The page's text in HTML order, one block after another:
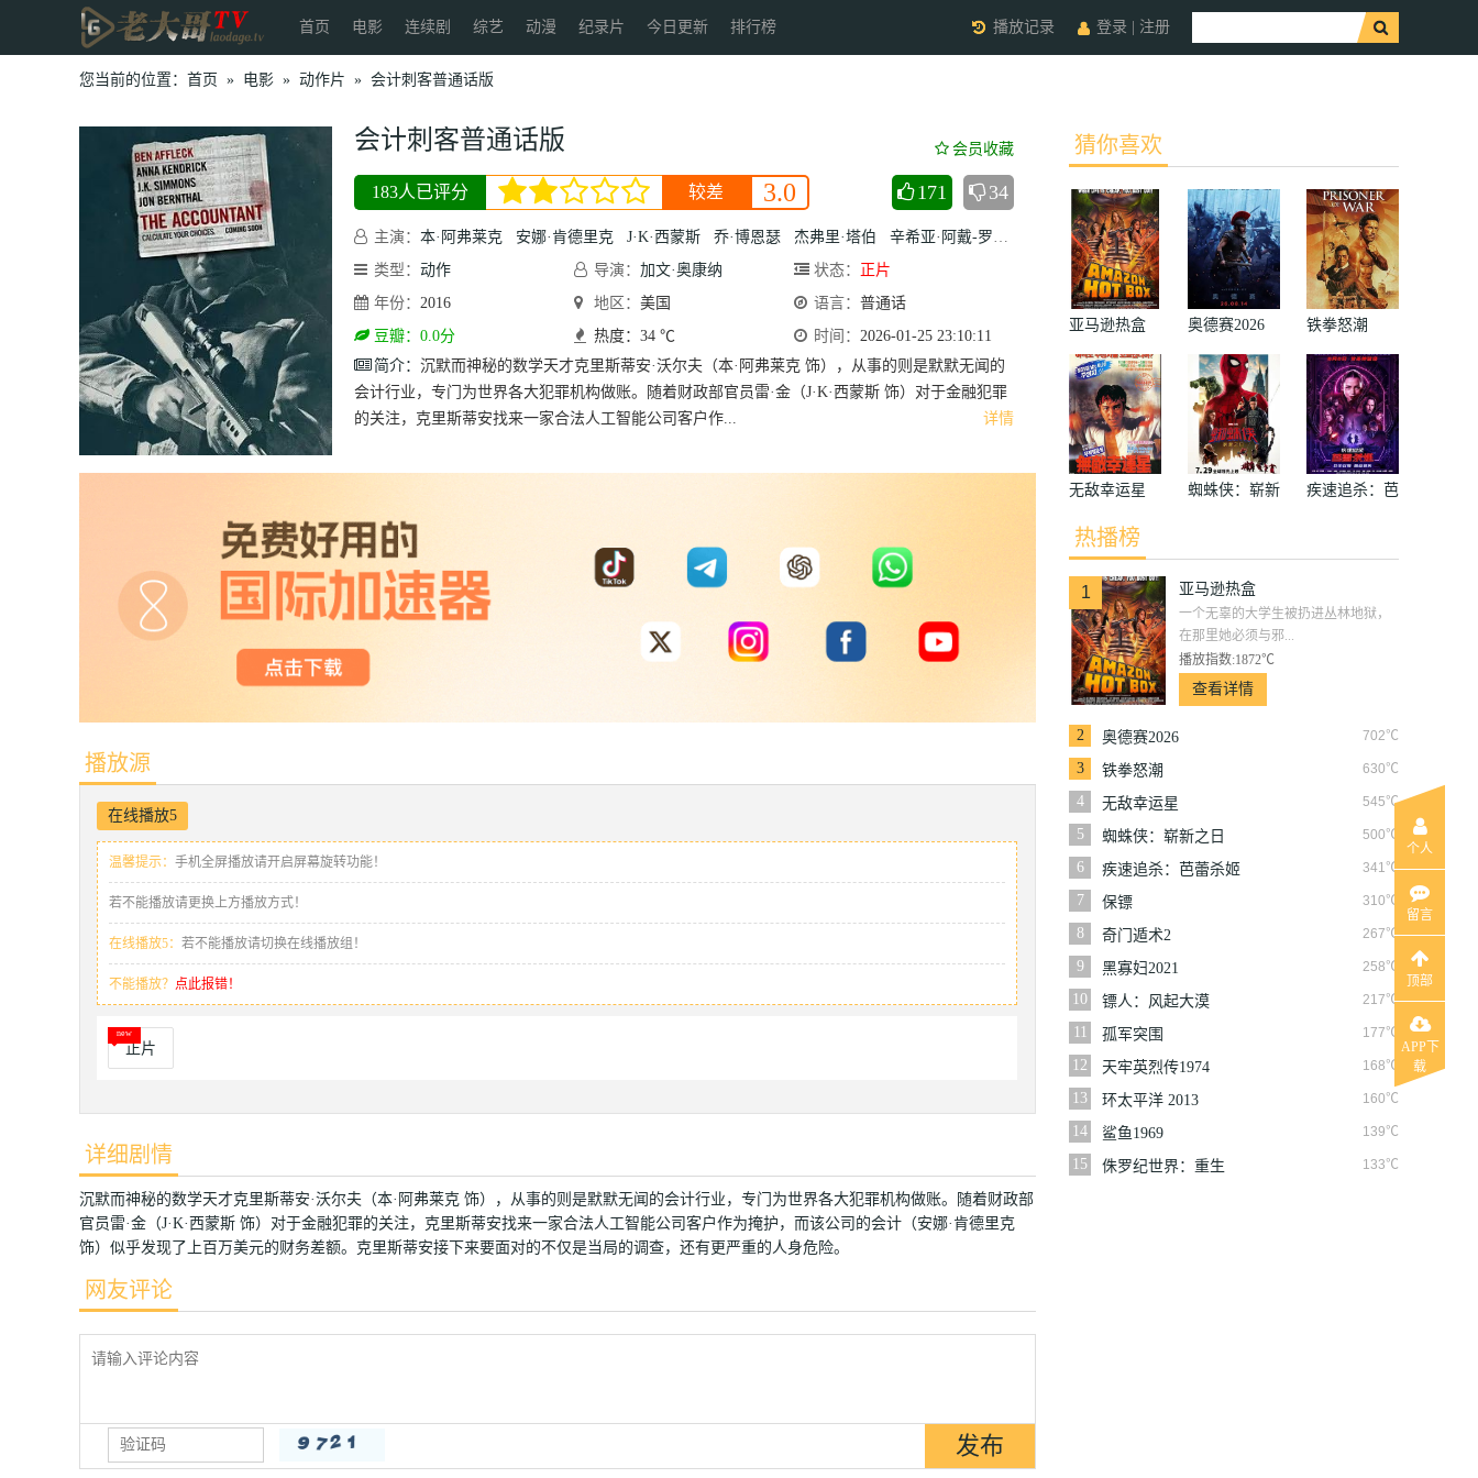
首页 电影 连续剧 综艺 动漫 纪录片 今日更新 排行榜 登录 注册
播放记录
您当前的位置： 首页 » 电影 » 动作片 » 会计刺客普通话版
会计刺客普通话版 会员收藏
183人已评分 较差 3.0 171 34
主演： 本·阿弗莱克 安娜·肯德里克 J·K·西蒙斯 乔·博恩瑟 杰弗里·塔伯 辛希亚·阿戴-罗宾森 约翰·利思戈 珍·斯玛特 安迪·昂伯格 艾莉森·赖特
类型： 动作 导演： 加文·奥康纳 状态：
正片
年份： 2016 地区： 美国 语言： 普通话
豆瓣：0.0分
热度：34 ℃ 时间： 2026-01-25 23:10:11
简介：
详情
沉默而神秘的数学天才克里斯蒂安·沃尔夫（本·阿弗莱克 饰），从事的则是默默无闻的
会计行业，专门为世界各大犯罪机构做账。随着财政部官员雷·金（J·K·西蒙斯 饰）对于金融犯罪
的关注，克里斯蒂安找来一家合法人工智能公司客户作...
播放源
在线播放5
温馨提示： 手机全屏播放请开启屏幕旋转功能！
若不能播放请更换上方播放方式！
在线播放5： 若不能播放请切换在线播放组！
不能播放？ 点此报错！
正片
详细剧情
沉默而神秘的数学天才克里斯蒂安·沃尔夫（本·阿弗莱克 饰），从事的则是默默无闻的会计行业，专门为世界各大犯罪机构做账。随着财政部
官员雷·金（J·K·西蒙斯 饰）对于金融犯罪的关注，克里斯蒂安找来一家合法人工智能公司客户作为掩护，而该公司的会计（安娜·肯德里克
饰）似乎发现了上百万美元的财务差额。克里斯蒂安接下来要面对的不仅是当局的调查，还有更严重的人身危险。
网友评论
猜你喜欢
亚马逊热盒 奥德赛2026 铁拳怒潮
无敌幸运星
蜘蛛侠：崭新
疾速追杀：芭
热播榜
1 亚马逊热盒
一个无辜的大学生被扔进丛林地狱，
在那里她必须与邪...
播放指数:1872℃
查看详情
2 702℃
奥德赛2026
3
630℃
铁拳怒潮
4
545℃
无敌幸运星
5
500℃
蜘蛛侠：崭新之日
6
341℃
疾速追杀：芭蕾杀姬
7
310℃
保镖
8
267℃
奇门遁术2
9
258℃
黑寡妇2021
10
217℃
镖人：风起大漠
11
177℃
孤军突围
12
168℃
天牢英烈传1974
13
160℃
环太平洋 2013
14
139℃
鲨鱼1969
15
133℃
侏罗纪世界：重生
个人
留言
顶部
APP下
载